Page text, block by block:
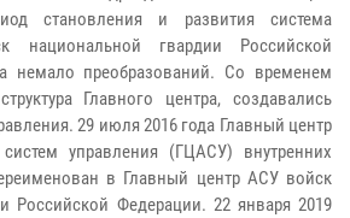
становления и развития система
национальной гвардии Российской
немало преобразований. Со временем
Главного центра, создавались
29 июля 2016 года Главный центр
управления (ГЦАСУ) внутренних
в Главный центр АСУ войск
Российской Федерации. 22 января 2019